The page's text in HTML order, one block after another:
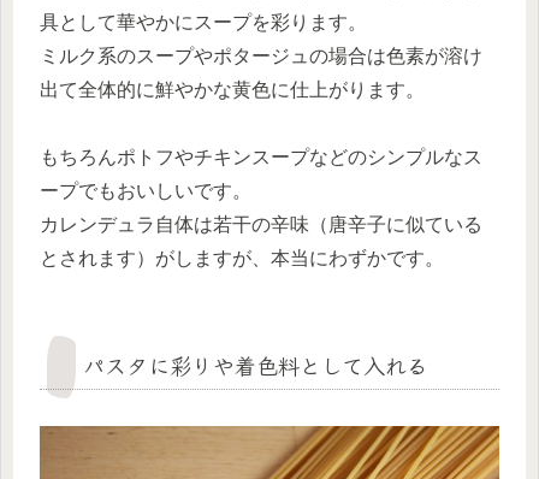
具として華やかにスープを彩ります。
ミルク系のスープやポタージュの場合は色素が溶け
出て全体的に鮮やかな黄色に仕上がります。
もちろんポトフやチキンスープなどのシンプルなス
ープでもおいしいです。
カレンデュラ自体は若干の辛味（唐辛子に似ている
とされます）がしますが、本当にわずかです。
パスタに彩りや着色料として入れる